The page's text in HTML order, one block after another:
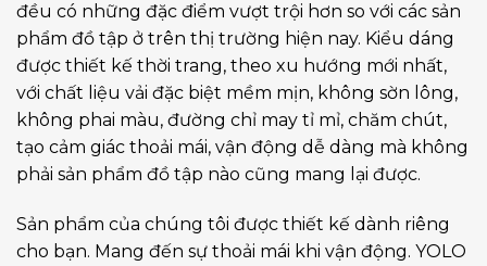
đều có những đặc điểm vượt trội hơn so với các sản
phẩm đồ tập ở trên thị trường hiện nay. Kiểu dáng
được thiết kế thời trang, theo xu hướng mới nhất,
với chất liệu vải đặc biệt mềm mịn, không sờn lông,
không phai màu, đường chỉ may tỉ mỉ, chăm chút,
tạo cảm giác thoải mái, vận động dễ dàng mà không
phải sản phẩm đồ tập nào cũng mang lại được.
Sản phẩm của chúng tôi được thiết kế dành riêng
cho bạn. Mang đến sự thoải mái khi vận động. YOLO